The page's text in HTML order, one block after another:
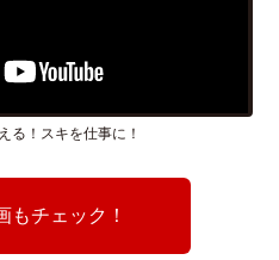
る！スキを仕事に！
もチェック！